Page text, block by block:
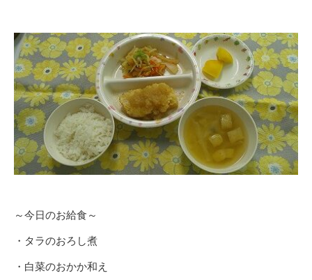
～今日のお給食～
・タラのおろし煮
・白菜のおかか和え